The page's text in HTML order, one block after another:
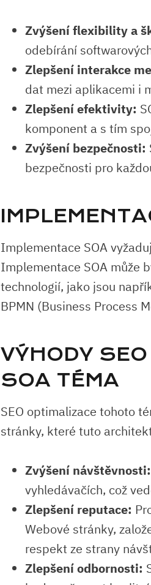
Zvýšení flexibility a
odebírání
Zlepšení interakce
dat mezi aplikacemi i
Zlepšení efektivity:
komponent a s tím
Zvýšení bezpečnosti:
bezpečnosti pro
Implementace SOA
Implementace SOA může
technologií, jako jsou
BPMN (Business Process
VÝHODY
SOA TÉMA
SEO optimalizace tohoto
stránky, které tuto
Zvýšení návštěvnosti:
vyhledávačích, což
Zlepšení reputace:
Webové stránky,
respekt ze strany
Zlepšení odbornosti: